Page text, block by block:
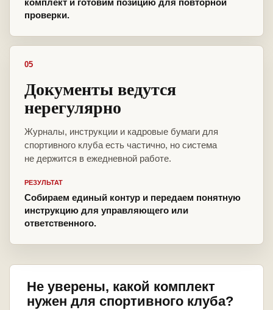
комплект и готовим позицию для повторной
проверки.
05
Документы ведутся
нерегулярно
Журналы, инструкции и кадровые бумаги для
спортивного клуба есть частично, но система
не держится в ежедневной работе.
РЕЗУЛЬТАТ
Собираем единый контур и передаем понятную
инструкцию для управляющего или
ответственного.
Не уверены, какой комплект
нужен для спортивного клуба?